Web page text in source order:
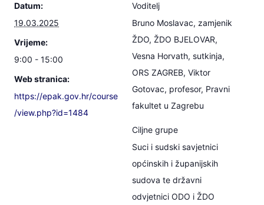
Datum:
19.03.2025
Vrijeme:
9:00 - 15:00
Web stranica:
https://epak.gov.hr/course
/view.php?id=1484
Voditelj
Bruno Moslavac, zamjenik
ŽDO, ŽDO BJELOVAR,
Vesna Horvath, sutkinja,
ORS ZAGREB, Viktor
Gotovac, profesor, Pravni
fakultet u Zagrebu
Ciljne grupe
Suci i sudski savjetnici
općinskih i županijskih
sudova te državni
odvjetnici ODO i ŽDO